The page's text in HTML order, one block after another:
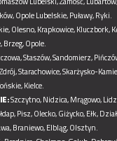
Opole Lubelskie,Puławy,Ryki.
Olesno,Krapkowice,Kluczbork,
Brzeg,Opole.
Staszów,Sandomierz,
Starachowice,Skarżysko-
Kielce.
Szczytno,Nidzica,Mrągowo,
Pisz,Olecko,Giżycko,Ełk,
Braniewo,Elbląg,Olsztyn.